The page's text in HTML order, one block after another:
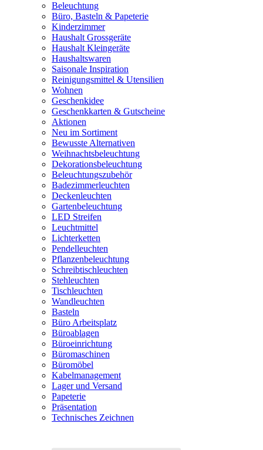
Beleuchtung
Büro, Basteln & Papeterie
Kinderzimmer
Haushalt Grossgeräte
Haushalt Kleingeräte
Haushaltswaren
Saisonale Inspiration
Reinigungsmittel & Utensilien
Wohnen
Geschenkidee
Geschenkkarten & Gutscheine
Aktionen
Neu im Sortiment
Bewusste Alternativen
Weihnachtsbeleuchtung
Dekorationsbeleuchtung
Beleuchtungszubehör
Badezimmerleuchten
Deckenleuchten
Gartenbeleuchtung
LED Streifen
Leuchtmittel
Lichterketten
Pendelleuchten
Pflanzenbeleuchtung
Schreibtischleuchten
Stehleuchten
Tischleuchten
Wandleuchten
Basteln
Büro Arbeitsplatz
Büroablagen
Büroeinrichtung
Büromaschinen
Büromöbel
Kabelmanagement
Lager und Versand
Papeterie
Präsentation
Technisches Zeichnen